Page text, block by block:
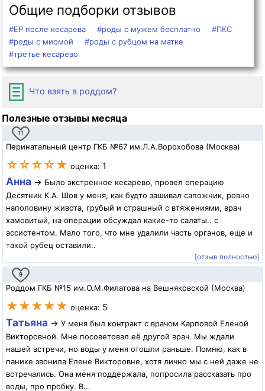
Общие подборки отзывов
#ЕР после кесарева #роды с мужем бесплатно
#ПКС
#роды с миомой
#роды с рубцом на матке
#третье кесарево
Что взять в роддом?
Полезные отзывы месяца
11
Перинатальный центр ГКБ №67 им.Л.А.Ворохобова (Москва)
☆☆☆☆★ оценка: 1
Анна → Было экстренное кесарево, провел операцию
Десятник К.А. Шов у меня, как будто зашивал сапожник, ровно
наполовину живота, грубый и страшный с втяжениями, врач
хамовитый, на операции обсуждал какие-то салаты.. с
ассистентом. Мало того, что мне удалили часть органов, еще и
такой рубец оставили..
[отзыв полностью]
9
Роддом ГКБ №15 им.О.М.Филатова на Вешняковской (Москва)
★★★★★ оценка: 5
Татьяна → У меня был контракт с врачом Карповой Еленой
Викторовной. Мне посоветовал её другой врач. Мы ждали
нашей встречи, но воды у меня отошли раньше. Помню, как в
панике звонила Елене Викторовне, хотя лично мы с ней даже не
встречались. Она меня поддержала, попросила рассказать про
воды, про пробку. В...